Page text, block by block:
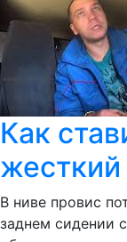
Как
жесткий
В ниве провис
заднем сидении